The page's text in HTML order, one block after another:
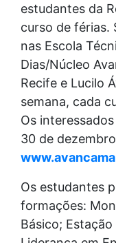
estudantes da
curso de férias.
nas Escola
Dias/Núcleo
Recife e Lucilo
semana, cada
Os
30 de
Os estudantes
formações:
Básico;